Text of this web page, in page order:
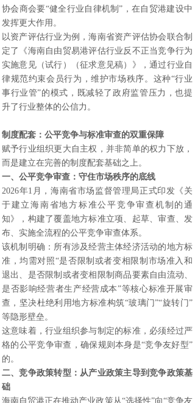
协会商会要“健全行业自律机制”，在自贸港建设中
发挥更大作用。
以资产评估行业为例，海南省资产评估协会联合制
定了《海南自由贸易港评估行业反不正当竞争行为
实施意见（试行）（征求意见稿）》，通过行业自
律规范约束会员行为，维护市场秩序。这种“行业
事行业管”的模式，既减轻了政府监管压力，也提
升了行业整体的公信力。
制度配套：公平竞争与标准审查的双重保障
赋予行业组织更大自主权，并非简单的权力下放，
而是建立在完善的制度配套基础之上。
一、公平竞争审查：守住市场秩序的底线
2026年1月，海南省市场监督管理局正式印发《关
于建立海南省地方标准公平竞争审查机制的通
知》，构建了覆盖地方标准立项、起草、审查、发
布、实施全流程的公平竞争审查体系。
该机制明确：所有涉及经营主体经济活动的地方标
准，均需对照“是否限制或者变相限制市场准入和
退出、是否限制或者变相限制商品要素自由流动、
是否影响经营者生产经营成本”等核心标准开展审
查，坚决杜绝利用地方标准构筑“玻璃门”“旋转门”
等隐形壁垒。
这意味着，行业组织参与制定的标准，必须经过严
格的公平竞争审查，确保规则本身是“竞争友好型”
的。
二、竞争政策转型：从产业政策主导到竞争政策基
础
海南自贸港正在推动产业政策从“选择性”向“竞争友